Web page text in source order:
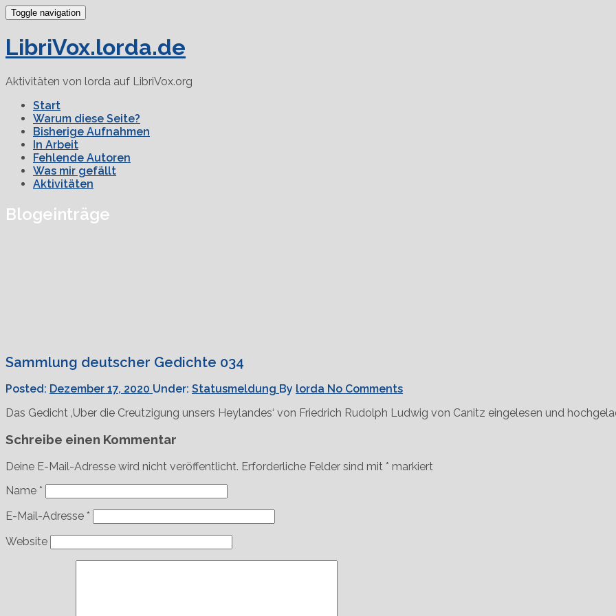
Toggle navigation
LibriVox.lorda.de
Aktivitäten von lorda auf LibriVox.org
Start
Warum diese Seite?
Bisherige Aufnahmen
In Arbeit
Fehlende Autoren
Was mir gefällt
Aktivitäten
Blogeinträge
Sammlung deutscher Gedichte 034
Posted: Dezember 17, 2020 Under: Statusmeldung By lorda No Comments
Das Gedicht ‚Uber die Creutzigung unsers Heylandes‘ von Friedrich Rudolph Ludwig von Canitz eingelesen und
Schreibe einen Kommentar
Deine E-Mail-Adresse wird nicht veröffentlicht. Erforderliche Felder sind mit * markiert
Name *
E-Mail-Adresse *
Website